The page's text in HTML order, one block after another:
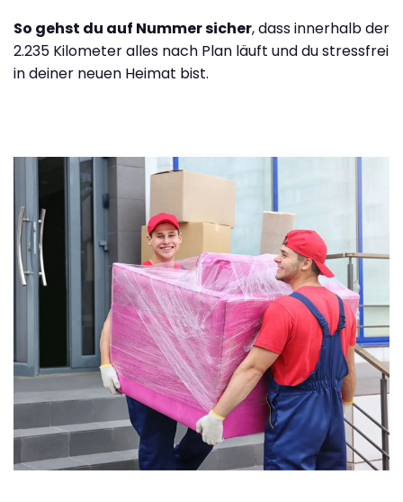
So gehst du auf Nummer sicher, dass innerhalb der
2.235 Kilometer alles nach Plan läuft und du stressfrei
in deiner neuen Heimat bist.